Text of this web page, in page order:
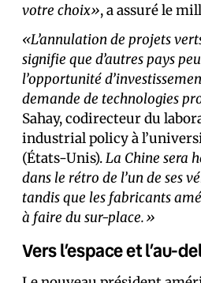
votre choix», a assuré le
«L’annulation de projets
signifie que d’autres pays
l’opportunité
demande de technologies
Sahay, codirecteur du
industrial policy à
(États-Unis).La Chine sera
dans le rétro de l’un de ses
tandis que les fabricants
à faire du sur-place.»
Vers l’espace et l’au-